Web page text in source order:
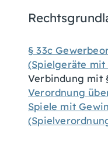
§ 33c
(Spielgeräte
Verbindung mit
Verordnung
Spiele mit